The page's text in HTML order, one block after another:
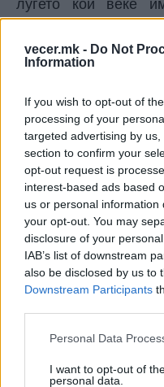
vecer.mk - Do Not
Information
If you wish to opt-out of
processing of your
targeted advertising by
section to confirm your
opt-out request is
interest-based ads based
us or personal
your opt-out. You may
disclosure of your
IAB’s list of downstream
also be disclosed by us to
Downstream Participants
Personal Data
I want to opt-out of
personal data.
луѓето кои веќе
одговорност да
Таа посочи дека
бенефити и за
Законот ќе ги
елиминира
ќе го намали
поединците, ќе
работниците и ќе
разлики,а од
намалување на
© Vecer.mk, правата за
МУ
ШОК
и